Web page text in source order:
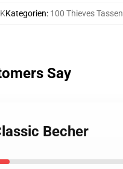
Kategorien: 100 Thieves Tassen
Say
Becher